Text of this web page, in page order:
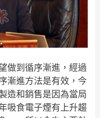
做到循序漸進，經過
漸進方法是有效，今
造和銷售是因為當局
吸食電子煙有上升趨